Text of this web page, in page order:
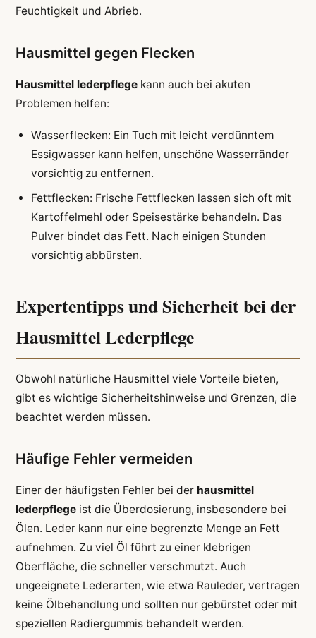
Feuchtigkeit und Abrieb.
Hausmittel gegen Flecken
Hausmittel lederpflegekann auch bei akuten
Problemen helfen:
Wasserflecken: Ein Tuch mit leicht verdünntem
Essigwasser kann helfen, unschöne Wasserränder
vorsichtig zu entfernen.
Fettflecken: Frische Fettflecken lassen sich oft mit
Kartoffelmehl oder Speisestärke behandeln. Das
Pulver bindet das Fett. Nach einigen Stunden
vorsichtig abbürsten.
Expertentipps und Sicherheit bei der
Hausmittel Lederpflege
Obwohl natürliche Hausmittel viele Vorteile bieten,
gibt es wichtige Sicherheitshinweise und Grenzen, die
beachtet werden müssen.
Häufige Fehler vermeiden
Einer der häufigsten Fehler bei der hausmittel
lederpflegeist die Überdosierung, insbesondere bei
Ölen. Leder kann nur eine begrenzte Menge an Fett
aufnehmen. Zu viel Öl führt zu einer klebrigen
Oberfläche, die schneller verschmutzt. Auch
ungeeignete Lederarten, wie etwa Rauleder, vertragen
keine Ölbehandlung und sollten nur gebürstet oder mit
speziellen Radiergummis behandelt werden.